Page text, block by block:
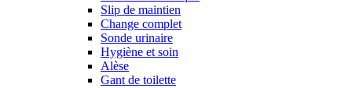
Slip de maintien
Change complet
Sonde urinaire
Hygiène et soin
Alèse
Gant de toilette